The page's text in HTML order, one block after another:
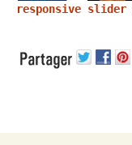
responsive slider